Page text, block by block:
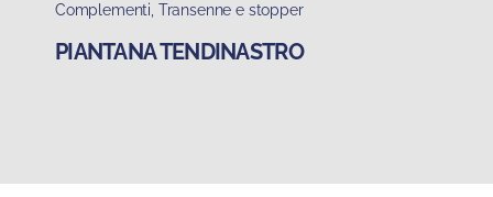
Complementi Transenne e stopper
PIANTANA TENDINASTRO